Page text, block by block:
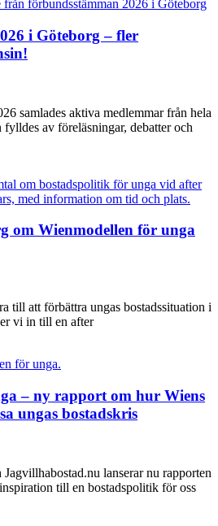
i Göteborg – fler
samlades aktiva medlemmar från hela
av föreläsningar, debatter och
om Wienmodellen för unga
till att förbättra ungas bostadssituation i
vi in till en after
– ny rapport om hur Wiens
ungas bostadskris
lanserar nu rapporten
till en bostadspolitik för oss